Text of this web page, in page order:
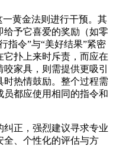
黄金法则进行干预。其
予它喜爱的奖励（如零
指令”与“美好结果”紧密
它扑上来时斥责，而应在
家具，则需提供更吸引
时热情鼓励。整个过程需
都应使用相同的指令和
正，强烈建议寻求专业
全、个性化的评估与方